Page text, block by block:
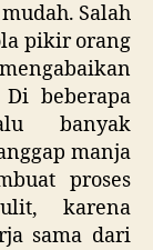
Salah
pikir orang
beberapa
banyak
manja
proses
karena
sama dari